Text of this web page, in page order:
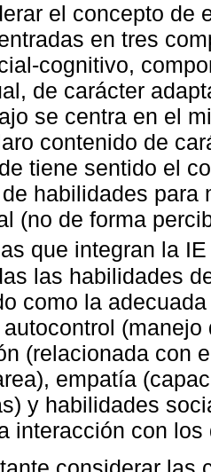
el concepto de
en tres
cognitivo,
de carácter
se centra en el
contenido de
tiene sentido el
habilidades para
(no de forma
que integran la IE
las habilidades
como la
(relacionada con
empatía
y habilidades
interacción con los